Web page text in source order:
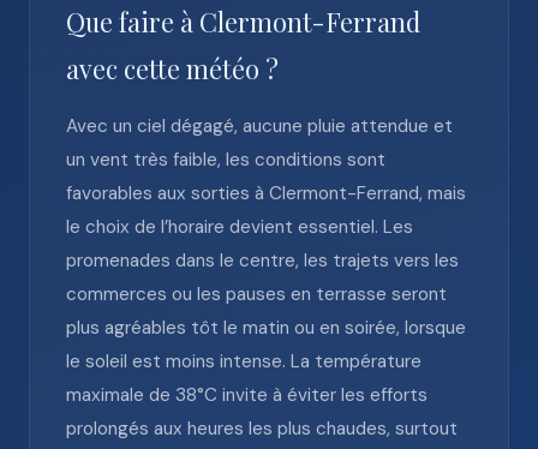
Que faire à Clermont-Ferrand
avec cette météo ?
Avec un ciel dégagé, aucune pluie attendue et
un vent très faible, les conditions sont
favorables aux sorties à Clermont-Ferrand, mais
le choix de l’horaire devient essentiel. Les
promenades dans le centre, les trajets vers les
commerces ou les pauses en terrasse seront
plus agréables tôt le matin ou en soirée, lorsque
le soleil est moins intense. La température
maximale de 38°C invite à éviter les efforts
prolongés aux heures les plus chaudes, surtout